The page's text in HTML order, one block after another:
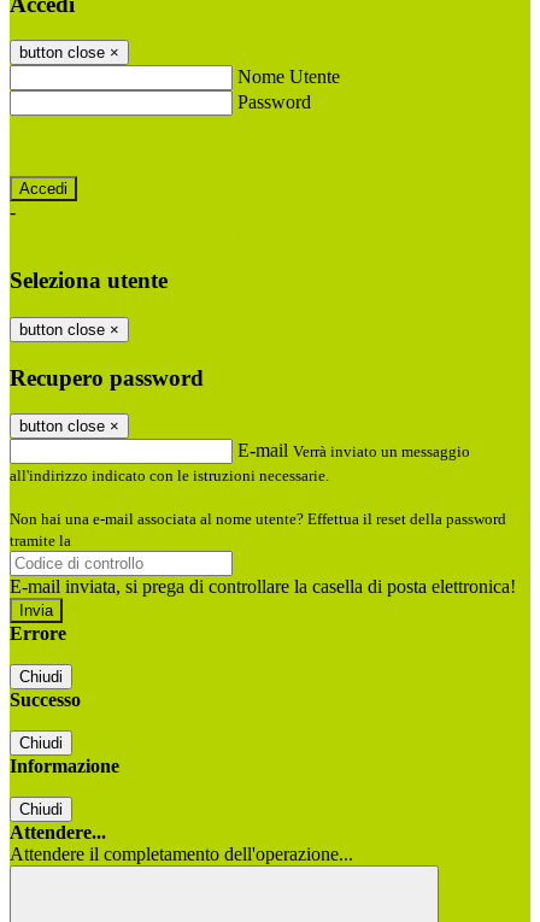
button close ×
Nome Utente
Password
-
Seleziona utente
button close ×
Recupero password
button close ×
E-mail Verrà inviato un messaggio
all'indirizzo indicato con le istruzioni necessarie.
Non hai una e-mail associata al nome utente? Effettua il reset della password
tramite la
E-mail inviata, si prega di controllare la casella di posta elettronica!
Errore
Chiudi
Successo
Chiudi
Informazione
Chiudi
Attendere...
Attendere il completamento dell'operazione...